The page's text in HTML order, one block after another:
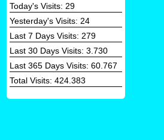
Today's Visits: 29
Yesterday's Visits: 24
Last 7 Days Visits: 279
Last 30 Days Visits: 3.730
Last 365 Days Visits: 60.767
Total Visits: 424.383